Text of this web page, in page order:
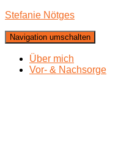
Stefanie Nötges
Navigation umschalten
Über mich
Vor- & Nachsorge